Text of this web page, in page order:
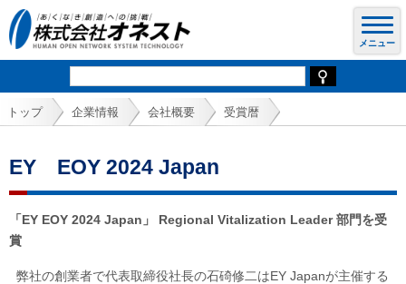
トップ 企業情報 会社概要 受賞暦
EY EOY 2024 Japan
「EY EOY 2024 Japan」 Regional Vitalization Leader 部門を受
賞
弊社の創業者で代表取締役社長の石碕修二はEY Japanが主催する